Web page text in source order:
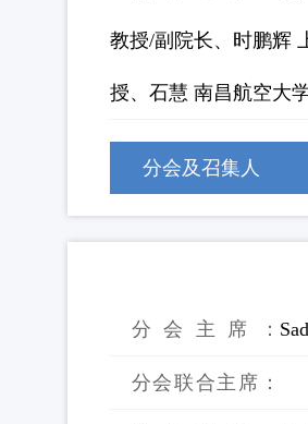
教授/副院长、时鹏辉
授、石慧 南昌航空大
分会及召集人
分会主席：
分会联合主席：